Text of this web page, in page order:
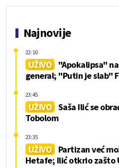
Najnovije
UŽIVO
"Apokalipsa"
general; "Putin je slab"
22:10
UŽIVO Saša Ilić se
Tobolom
23:45
UŽIVO
Partizan već
Hetafe; Ilić otkrio zašto
23:35